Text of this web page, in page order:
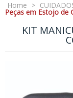
Home >
Peças em Estojo de
KIT